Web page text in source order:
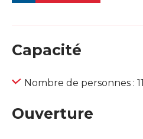
Capacité
Nombre de personnes : 11
Ouverture